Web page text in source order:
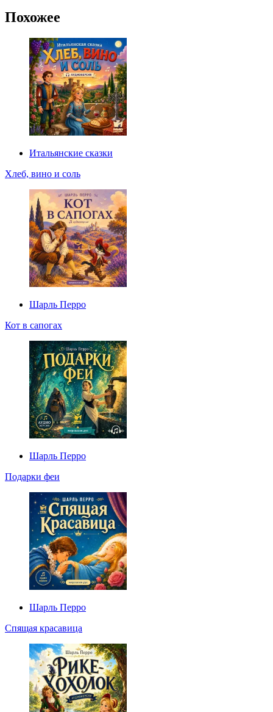
Похожее
Итальянские сказки
Хлеб, вино и соль
Шарль Перро
Кот в сапогах
Шарль Перро
Подарки феи
Шарль Перро
Спящая красавица